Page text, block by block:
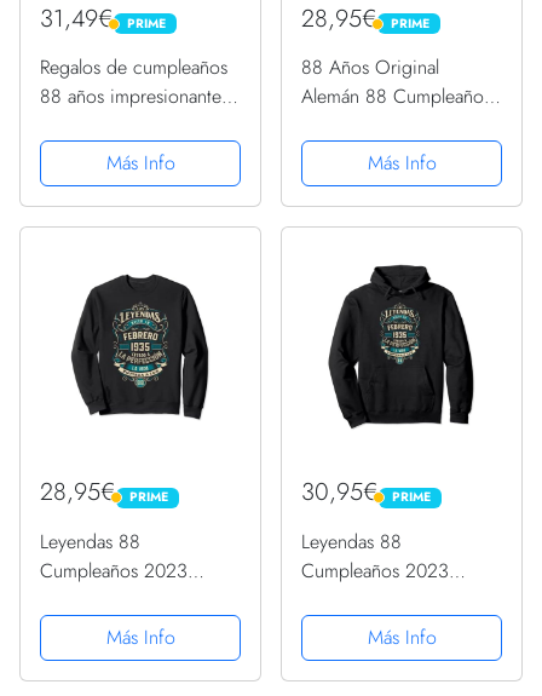
31,49€ PRIME
PRIME
Regalos de cumpleaños
88 años impresionantes
Sudadera con Capucha
Más Info
28,95€ PRIME
PRIME
88 Años Original
Alemán 88 Cumpleaños
SudaderaMás Info
28,95€ PRIME
PRIME
Leyendas 88
Cumpleaños 2023
1935 Sudadera
Más Info
30,95€ PRIME
PRIME
Leyendas 88
Cumpleaños 2023
1935 Sudadera con
Capucha
Más Info